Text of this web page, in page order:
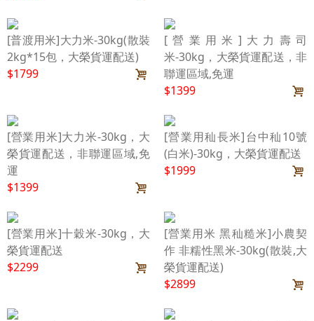
[普渡用米]大力米-30kg(散裝
2kg*15包，大榮貨運配送)
$1799
[營業用米]大力壽司
米-30kg，大榮貨運配送，非
聯運區域,免運
$1399
[營業用米]大力米-30kg，大
榮貨運配送，非聯運區域,免
運
$1399
[營業用秈長米]台中秈10號
(白米)-30kg，大榮貨運配送
$1999
[營業用米]十穀米-30kg，大
榮貨運配送
$2299
[營業用米 黑秈糙米]小農契
作 非糯性黑米-30kg(散裝,大
榮貨運配送)
$2899